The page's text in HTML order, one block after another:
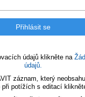
údajů klikněte na
údajů.
záznam, který
při potížích s editací